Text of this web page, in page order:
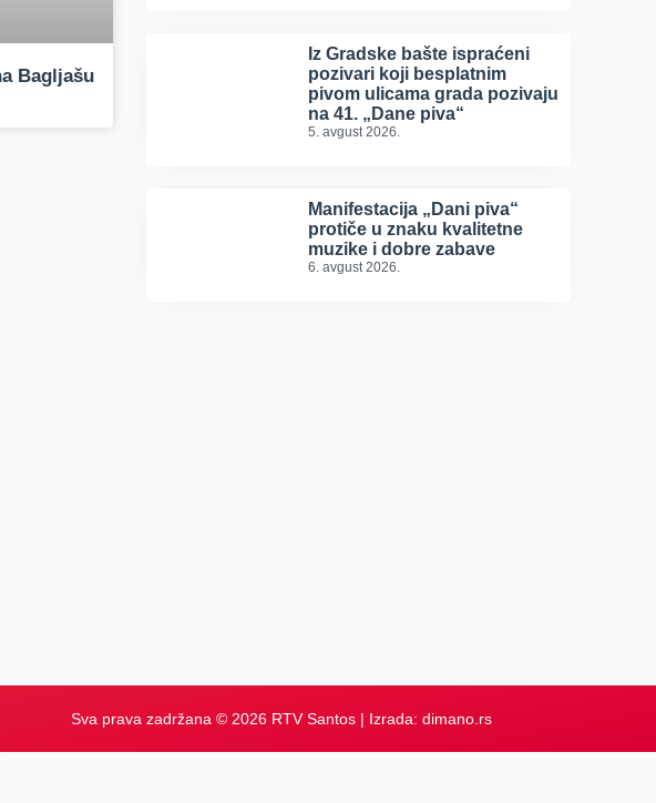
Bagljašu
Iz Gradske bašte ispraćeni
pozivari koji besplatnim
pivom ulicama grada pozivaju
na 41. „Dane piva“
5. avgust 2026.
Manifestacija „Dani piva“
protiče u znaku kvalitetne
muzike i dobre zabave
6. avgust 2026.
Sva prava zadržana © 2026 RTV Santos | Izrada: dimano.rs